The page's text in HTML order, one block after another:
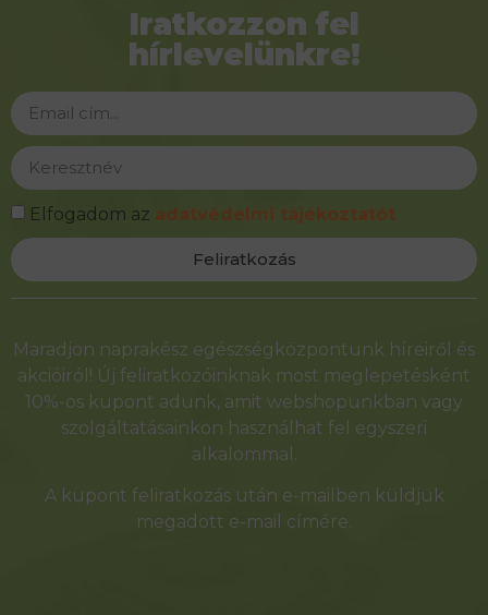
Iratkozzon fel
hírlevelünkre!
Elfogadom az adatvédelmi tájékoztatót
Feliratkozás
Alternative:
Maradjon naprakész egészségközpontunk híreiről és
akcióiról! Új feliratkozóinknak most meglepetésként
10%-os kupont adunk, amit webshopunkban vagy
szolgáltatásainkon használhat fel egyszeri
alkalommal.
A kupont feliratkozás után e-mailben küldjük
megadott e-mail címére.